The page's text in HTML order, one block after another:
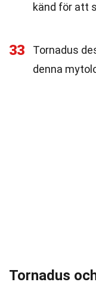
känd för att
33
Tornadus
denna
Tornadus